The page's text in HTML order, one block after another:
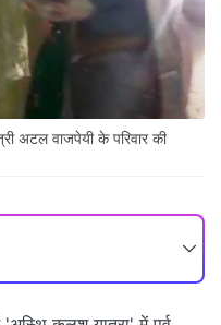
अटल वाजपेयी के परिवार की